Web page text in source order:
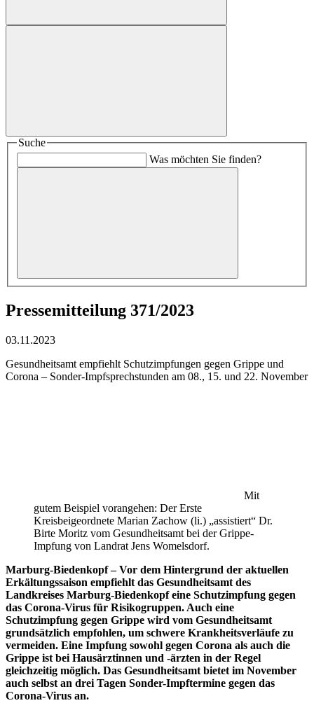
Suche
Was möchten Sie finden?
Pressemitteilung 371/2023
03.11.2023
Gesundheitsamt empfiehlt Schutzimpfungen gegen Grippe und
Corona – Sonder-Impfsprechstunden am 08., 15. und 22. November
Mit
gutem Beispiel vorangehen: Der Erste
Kreisbeigeordnete Marian Zachow (li.) „assistiert“ Dr.
Birte Moritz vom Gesundheitsamt bei der Grippe-
Impfung von Landrat Jens Womelsdorf.
Marburg-Biedenkopf – Vor dem Hintergrund der aktuellen
Erkältungssaison empfiehlt das Gesundheitsamt des
Landkreises Marburg-Biedenkopf eine Schutzimpfung gegen
das Corona-Virus für Risikogruppen. Auch eine
Schutzimpfung gegen Grippe wird vom Gesundheitsamt
grundsätzlich empfohlen, um schwere Krankheitsverläufe zu
vermeiden. Eine Impfung sowohl gegen Corona als auch die
Grippe ist bei Hausärztinnen und -ärzten in der Regel
gleichzeitig möglich. Das Gesundheitsamt bietet im November
auch selbst an drei Tagen Sonder-Impftermine gegen das
Corona-Virus an.